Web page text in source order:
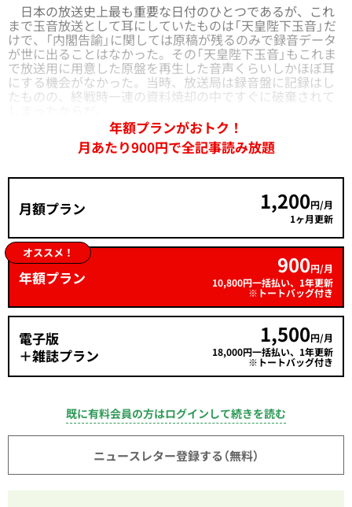
日本の放送史上最も重要な日付のひとつであるが、これ
まで玉音放送として耳にしていたものは「天皇陛下玉音」だ
けで、「内閣告諭」に関しては原稿が残るのみで録音データ
が世に出ることはなかった。その「天皇陛下玉音」もこれま
で放送用に用意した原盤を再生した音声くらいしかほぼ耳
にする機会がなかった。当時、放送局は録音盤に記録はし
たものの、終戦時一連の資料焼却の中ですぐに破棄されて
年額プランがおトク！
月あたり900円で全記事読み放題
月額プラン 1,200円/月
1ヶ月更新
オススメ！
年額プラン 900円/月
10,800円一括払い、1年更新
※トートバッグ付き
電子版
＋雑誌プラン
1,500円/月
18,000円一括払い、1年更新
※トートバッグ付き
既に有料会員の方はログインして続きを読む
ニュースレター登録する（無料）